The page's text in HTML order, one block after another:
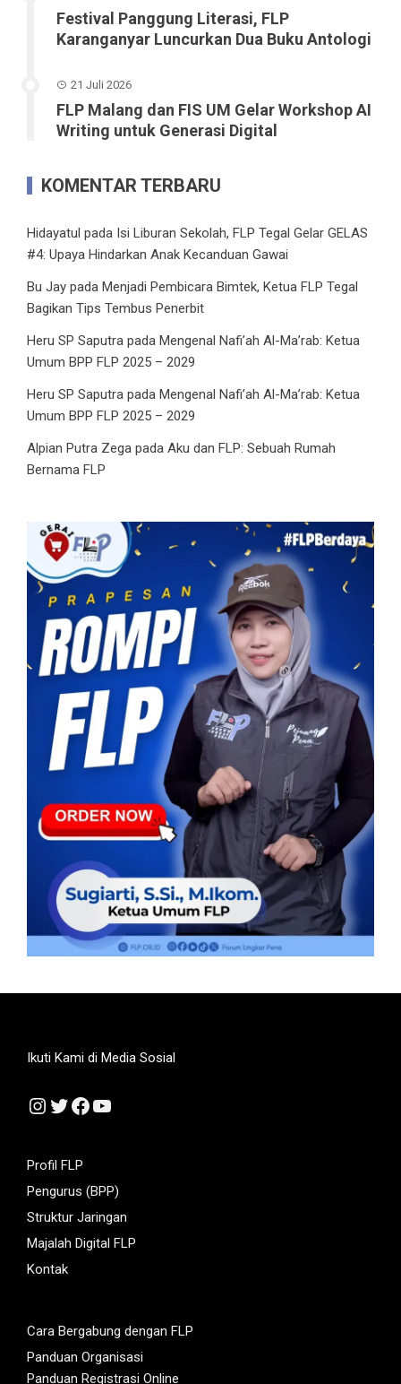
Festival Panggung Literasi, FLP
Karanganyar Luncurkan Dua Buku Antologi
21 Juli 2026
FLP Malang dan FIS UM Gelar Workshop AI
Writing untuk Generasi Digital
KOMENTAR TERBARU
Hidayatul pada Isi Liburan Sekolah, FLP Tegal Gelar GELAS
#4: Upaya Hindarkan Anak Kecanduan Gawai
Bu Jay pada Menjadi Pembicara Bimtek, Ketua FLP Tegal
Bagikan Tips Tembus Penerbit
Heru SP Saputra pada Mengenal Nafi’ah Al-Ma’rab: Ketua
Umum BPP FLP 2025 – 2029
Heru SP Saputra pada Mengenal Nafi’ah Al-Ma’rab: Ketua
Umum BPP FLP 2025 – 2029
Alpian Putra Zega pada Aku dan FLP: Sebuah Rumah
Bernama FLP
Ikuti Kami di Media Sosial
Instagram
Twitter
Facebook
YouTube
Profil FLP
Pengurus (BPP)
Struktur Jaringan
Majalah Digital FLP
Kontak
Cara Bergabung dengan FLP
Panduan Organisasi
Panduan Registrasi Online